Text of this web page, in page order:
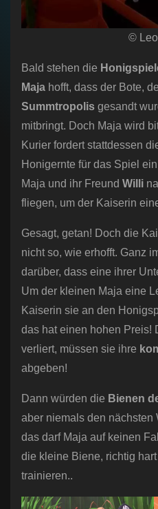
©
Bald stehen die
Maja hofft, dass der Bote,
Summtropolis gesandt
mitbringt. Doch Maja wird
Kurier fordert stattdessen
Honigernte für das Spiel
Maja und ihr Freund Willi
fliegen, um der Kaiserin
Gesagt, getan! Doch die
nicht so, wie erhofft. Ganz
darüber, dass eine ihrer
Um der kleinen Maja eine
Kaiserin sie an den
das hat einen hohen Preis!
verliert, müssen sie ihre
abgeben!
Dann würden die Bienen
aber niemals den nächsten
das darf Maja auf keinen
die kleine Biene, richtig
trainieren..